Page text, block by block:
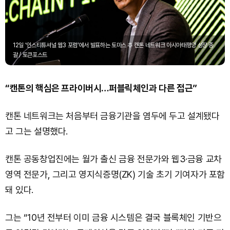
12일 ‘인스티튜셔널 웹3 포럼’에서 발표하는 토마스 추 캔톤 네트워크 아시아태평양 성장 총
괄 / 토큰포스트
“캔톤의 핵심은 프라이버시…퍼블릭체인과 다른 접근”
캔톤 네트워크는 처음부터 금융기관을 염두에 두고 설계됐다
고 그는 설명했다.
캔톤 공동창업진에는 월가 출신 금융 전문가와 웹3·금융 교차
영역 전문가, 그리고 영지식증명(ZK) 기술 초기 기여자가 포함
돼 있다.
그는 “10년 전부터 이미 금융 시스템은 결국 블록체인 기반으